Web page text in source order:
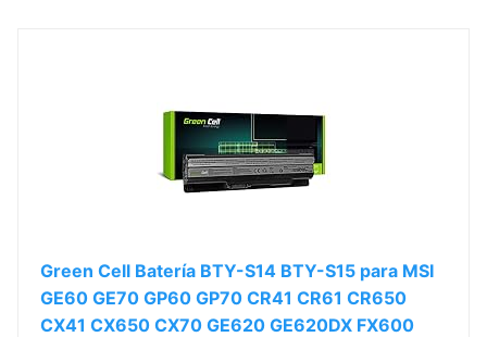
Green Cell Batería BTY-S14 BTY-S15 para MSI
GE60 GE70 GP60 GP70 CR41 CR61 CR650
CX41 CX650 CX70 GE620 GE620DX FX600